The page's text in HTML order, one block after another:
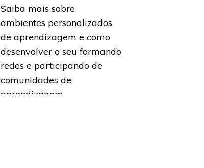
Saiba mais sobre
ambientes personalizados
de aprendizagem e como
desenvolver o seu formando
redes e participando de
comunidades de
aprendizagem.